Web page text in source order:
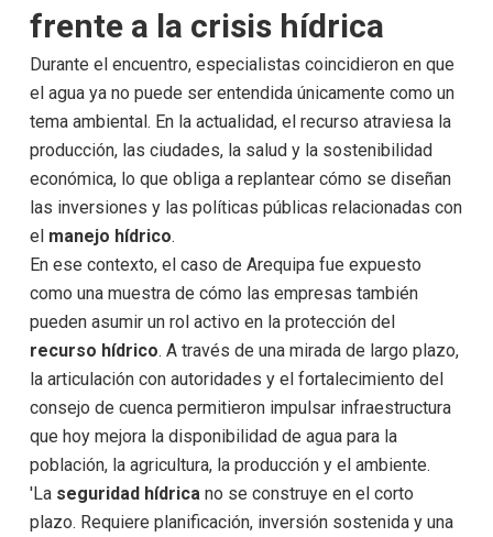
frente a la crisis hídrica
Durante el encuentro, especialistas coincidieron en que
el agua ya no puede ser entendida únicamente como un
tema ambiental. En la actualidad, el recurso atraviesa la
producción, las ciudades, la salud y la sostenibilidad
económica, lo que obliga a replantear cómo se diseñan
las inversiones y las políticas públicas relacionadas con
el manejo hídrico.
En ese contexto, el caso de Arequipa fue expuesto
como una muestra de cómo las empresas también
pueden asumir un rol activo en la protección del
recurso hídrico. A través de una mirada de largo plazo,
la articulación con autoridades y el fortalecimiento del
consejo de cuenca permitieron impulsar infraestructura
que hoy mejora la disponibilidad de agua para la
población, la agricultura, la producción y el ambiente.
'La seguridad hídrica no se construye en el corto
plazo. Requiere planificación, inversión sostenida y una